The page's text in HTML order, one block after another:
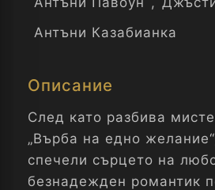
Антъни Казабианка
Описание
След като разбива
„Върба на едно
спечели сърцето на
безнадежден романтик